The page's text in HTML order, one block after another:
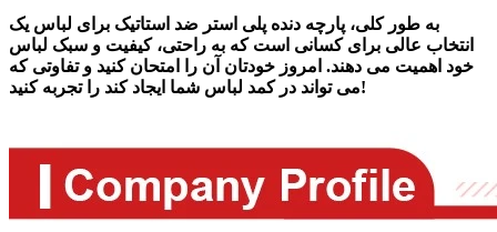
به طور کلی، پارچه دنده پلی استر ضد استاتیک برای لباس یک
انتخاب عالی برای کسانی است که به راحتی، کیفیت و سبک لباس
خود اهمیت می دهند. امروز خودتان آن را امتحان کنید و تفاوتی که
می تواند در کمد لباس شما ایجاد کند را تجربه کنید!